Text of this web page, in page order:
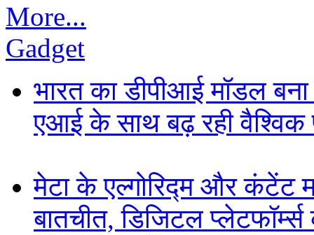
More...
Gadget
भारत का डीपीआई मॉडल
एआई के साथ बढ़ रही वैश्विक
मेटा के एल्गोरिद्म और कंटेंट
बातचीत, डिजिटल प्लेटफॉर्म्स